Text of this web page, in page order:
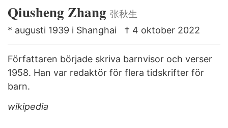
Qiusheng Zhang 张秋生
* augusti 1939 i Shanghai † 4 oktober 2022
Författaren började skriva barnvisor och verser
1958. Han var redaktör för flera tidskrifter för
barn.
wikipedia